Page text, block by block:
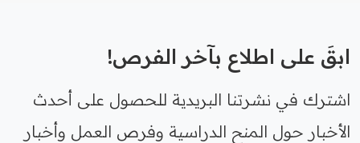
ابقَ على اطلاع بآخر الفرص!
اشترك في نشرتنا البريدية للحصول على أحدث
الأخبار حول المنح الدراسية وفرص العمل وأخبار